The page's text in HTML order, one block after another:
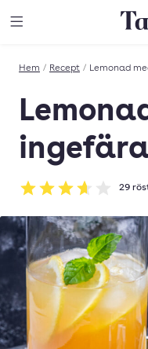
Till
Hem / Recept / Lemonad
Betyg: 3.66 av 5
29